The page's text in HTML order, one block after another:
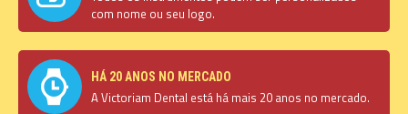
com nome ou seu logo.
HÁ 20 ANOS NO MERCADO
A Victoriam Dental está há mais 20 anos no mercado.